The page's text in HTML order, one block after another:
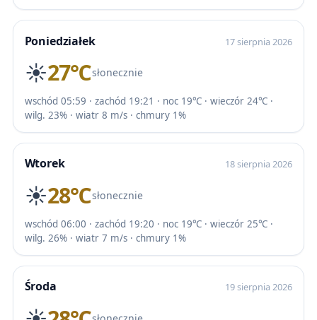
Poniedziałek 17 sierpnia 2026
☀️27℃słonecznie
wschód 05:59 · zachód 19:21 · noc 19℃ · wieczór 24℃ ·
wilg. 23% · wiatr 8 m/s · chmury 1%
Wtorek 18 sierpnia 2026
☀️28℃słonecznie
wschód 06:00 · zachód 19:20 · noc 19℃ · wieczór 25℃ ·
wilg. 26% · wiatr 7 m/s · chmury 1%
Środa 19 sierpnia 2026